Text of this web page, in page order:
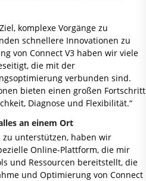
komplexe Vorgänge zu
schnellere Innovationen zu
von Connect V3 haben wir viele
die mit der
verbunden sind.
bieten einen großen Fortschritt
Diagnose und Flexibilität.“
an einem Ort
unterstützen, haben wir
Online-Plattform, die mir
und Ressourcen bereitstellt, die
und Optimierung von Connect